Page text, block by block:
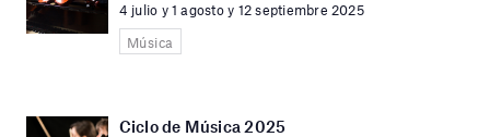
4 julio y 1 agosto y 12 septiembre 2025
Música
Ciclo de Música 2025